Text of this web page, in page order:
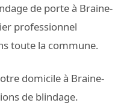
de porte à Braine-
professionnel
toute la commune.
domicile à Braine-
de blindage.